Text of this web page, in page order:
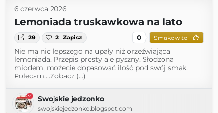
6 czerwca 2026
Lemoniada truskawkowa na lato
29 2 Zapisz 0 Smakowite
Nie ma nic lepszego na upały niż orzeźwiająca
lemoniada. Przepis prosty ale pyszny. Słodzona
miodem, możecie dopasować ilość pod swój smak.
Polecam....Zobacz (...)
Swojskie jedzonko
swojskiejedzonko.blogspot.com